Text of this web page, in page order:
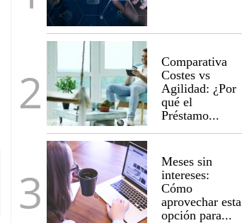
Comparativa
Costes vs
Agilidad: ¿Por
qué el
Préstamo...
Meses sin
intereses:
Cómo
aprovechar esta
opción para...